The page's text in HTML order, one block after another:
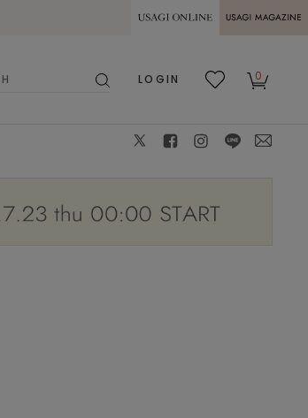
熊本県熊本地方を震源とする地震の影響に
MAGAZINE
LOGIN
0